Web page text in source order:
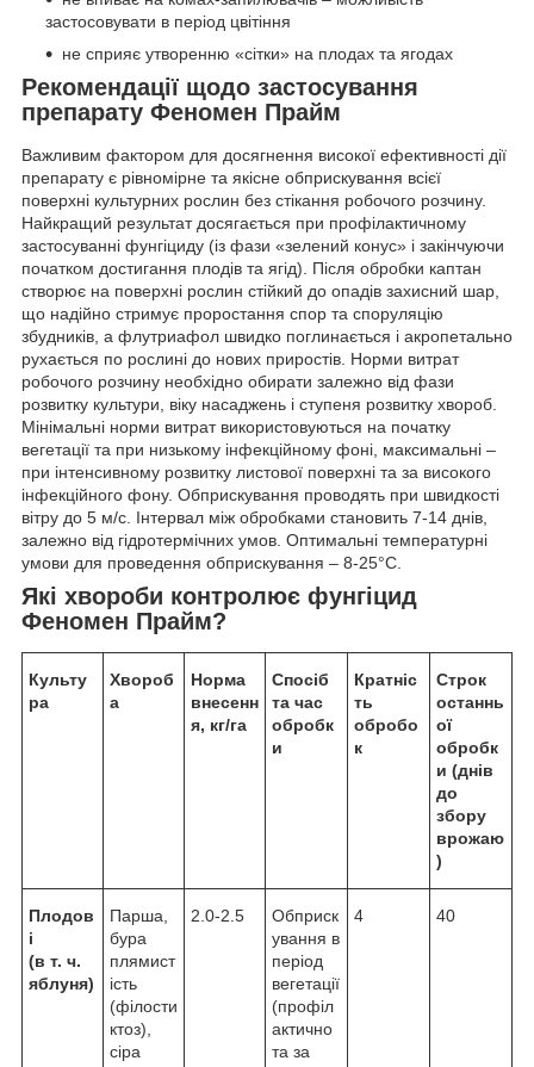
застосовувати в період цвітіння
не сприяє утворенню «сітки» на плодах та ягодах
Рекомендації щодо застосування
препарату Феномен Прайм
Важливим фактором для досягнення високої ефективності дії
препарату є рівномірне та якісне обприскування всієї
поверхні культурних рослин без стікання робочого розчину.
Найкращий результат досягається при профілактичному
застосуванні фунгіциду (із фази «зелений конус» і закінчуючи
початком достигання плодів та ягід). Після обробки каптан
створює на поверхні рослин стійкий до опадів захисний шар,
що надійно стримує проростання спор та споруляцію
збудників, а флутриафол швидко поглинається і акропетально
рухається по рослині до нових приростів. Норми витрат
робочого розчину необхідно обирати залежно від фази
розвитку культури, віку насаджень і ступеня розвитку хвороб.
Мінімальні норми витрат використовуються на початку
вегетації та при низькому інфекційному фоні, максимальні –
при інтенсивному розвитку листової поверхні та за високого
інфекційного фону. Обприскування проводять при швидкості
вітру до 5 м/с. Інтервал між обробками становить 7-14 днів,
залежно від гідротермічних умов. Оптимальні температурні
умови для проведення обприскування – 8-25°С.
Які хвороби контролює фунгіцид
Феномен Прайм?
Культу
ра
Хвороб
а
Норма
внесенн
я, кг/га
Спосіб
та час
обробк
и
Кратніс
ть
обробо
к
Строк
останнь
ої
обробк
и (днів
до
збору
врожаю
)
Плодов
і
(в т. ч.
яблуня)
Парша,
бура
плямист
ість
(філости
ктоз),
сіра
2.0-2.5
Обприск
ування в
період
вегетації
(профіл
актично
та за
4 40